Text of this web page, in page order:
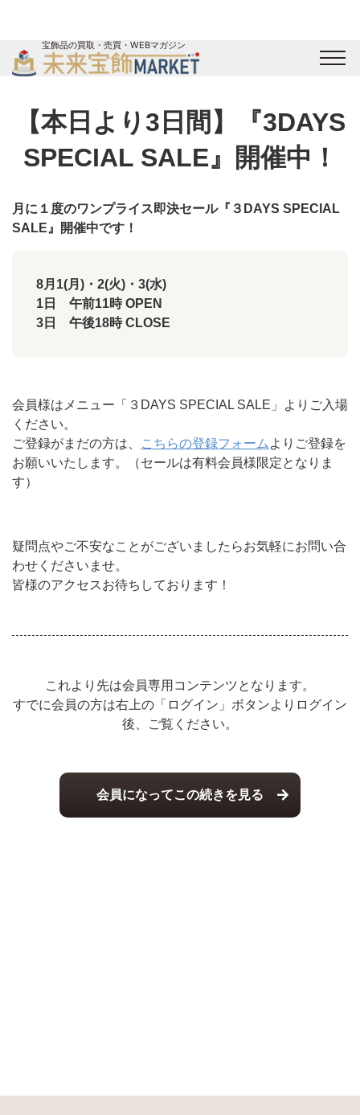
宝飾品の買取・売買・WEBマガジン
未来宝飾マガジン
運営会社
サイトマップ
【本日より3日間】『3DAYS
SPECIAL SALE』開催中！
月に１度のワンプライス即決セール『３DAYS SPECIAL
SALE』開催中です！
8月1(月)・2(火)・3(水)
1日 午前11時 OPEN
3日 午後18時 CLOSE
会員様はメニュー「３DAYS SPECIAL SALE」よりご入場
ください。
ご登録がまだの方は、
こちらの登録フォーム よりご登録を
お願いいたします。（セールは有料会員様限定となりま
す）
疑問点やご不安なことがございましたらお気軽にお問い合
わせくださいませ。
皆様のアクセスお待ちしております！
これより先は会員専用コンテンツとなります。
すでに会員の方は右上の「ログイン」ボタンよりログイン
後、ご覧ください。
会員になってこの続きを見る